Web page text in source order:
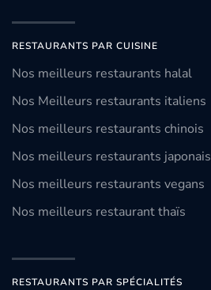
RESTAURANTS PAR CUISINE
Nos meilleurs restaurants halal
Nos Meilleurs restaurants italiens
Nos meilleurs restaurants chinois
Nos meilleurs restaurants japonais
Nos meilleurs restaurants vegans
Nos meilleurs restaurant thaïs
RESTAURANTS PAR SPÉCIALITÉS